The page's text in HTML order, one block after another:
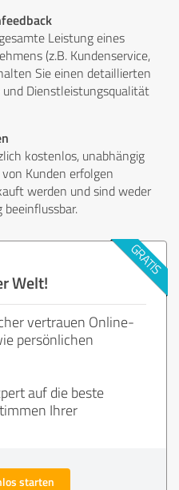
Leistung eines
(z.B. Kundenservice,
Sie einen detaillierten
und Dienstleistungsqualität
kostenlos, unabhängig
Kunden erfolgen
werden und sind weder
Welt!
vertrauen Online-
persönlichen
auf die beste
Ihrer
starten